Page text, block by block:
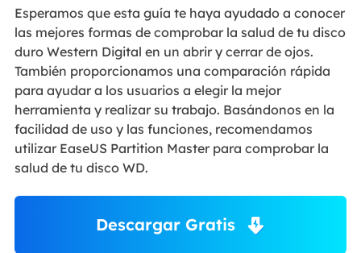
Esperamos que esta guía te haya ayudado a conocer
las mejores formas de comprobar la salud de tu disco
duro Western Digital en un abrir y cerrar de ojos.
También proporcionamos una comparación rápida
para ayudar a los usuarios a elegir la mejor
herramienta y realizar su trabajo. Basándonos en la
facilidad de uso y las funciones, recomendamos
utilizar EaseUS Partition Master para comprobar la
salud de tu disco WD.
Descargar Gratis